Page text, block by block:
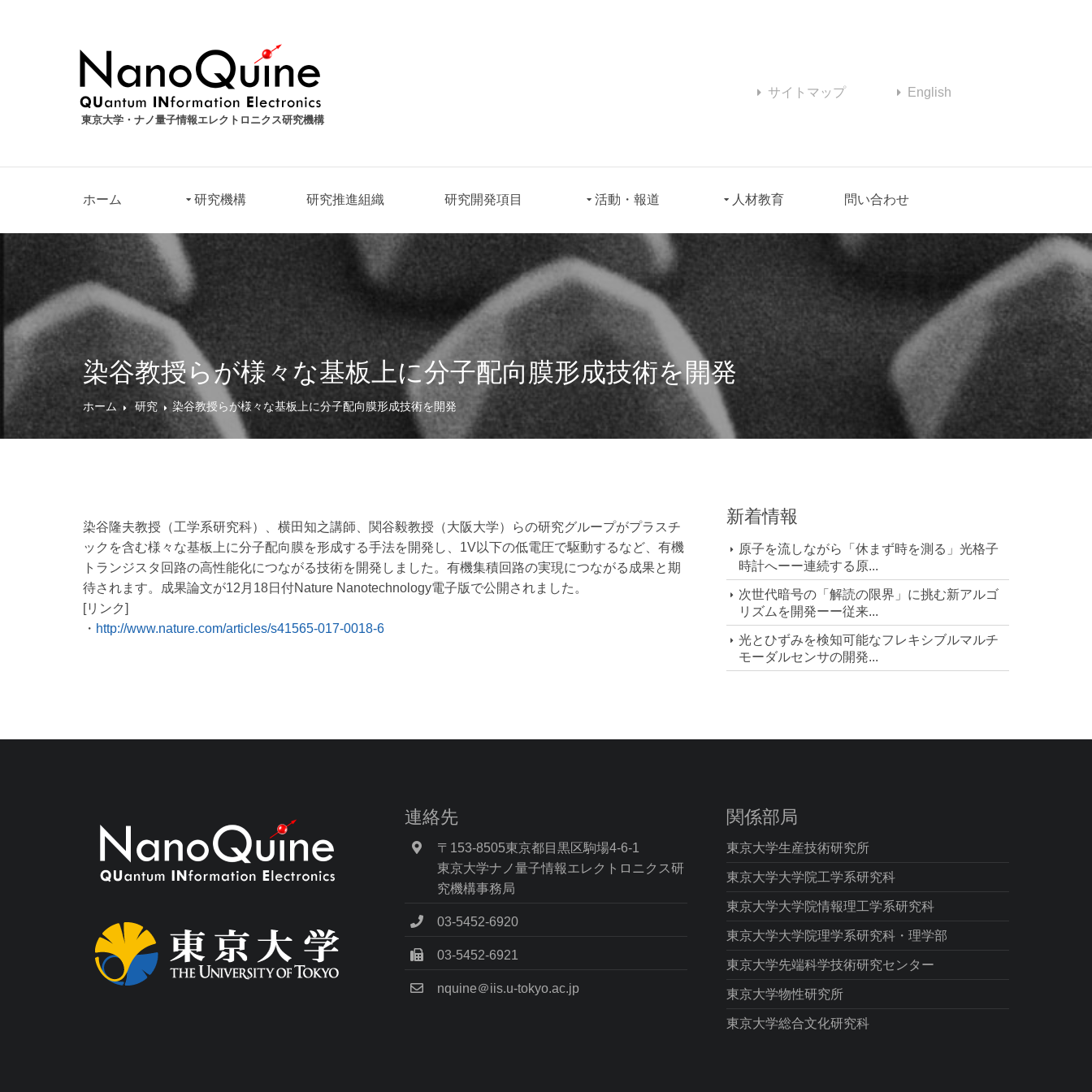
東京大学・ナノ量子情報エレクトロニクス研究機構
サイトマップ English
ホーム 研究機構 研究推進組織 研究開発項目 活動・報道 人材教育 問い合わせ
染谷教授らが様々な基板上に分子配向膜形成技術を開発
ホーム 研究 染谷教授らが様々な基板上に分子配向膜形成技術を開発
染谷隆夫教授（工学系研究科）、横田知之講師、関谷毅教授（大阪大学）らの研究グループがプラスチ
ックを含む様々な基板上に分子配向膜を形成する手法を開発し、1V以下の低電圧で駆動するなど、有機
トランジスタ回路の高性能化につながる技術を開発しました。有機集積回路の実現につながる成果と期
待されます。成果論文が12月18日付Nature Nanotechnology電子版で公開されました。
[リンク]
・ http://www.nature.com/articles/s41565-017-0018-6
新着情報
原子を流しながら「休まず時を測る」光格子
時計へーー連続する原...
次世代暗号の「解読の限界」に挑む新アルゴ
リズムを開発ーー従来...
光とひずみを検知可能なフレキシブルマルチ
モーダルセンサの開発...
連絡先
〒153-8505東京都目黒区駒場4-6-1
東京大学ナノ量子情報エレクトロニクス研
究機構事務局
03-5452-6920
03-5452-6921
nquine＠iis.u-tokyo.ac.jp
関係部局
東京大学生産技術研究所
東京大学大学院工学系研究科
東京大学大学院情報理工学系研究科
東京大学大学院理学系研究科・理学部
東京大学先端科学技術研究センター
東京大学物性研究所
東京大学総合文化研究科